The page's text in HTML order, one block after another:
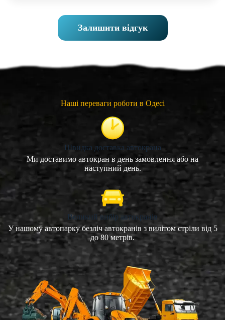
Залишити відгук
Наші переваги роботи в Одесі
Швидка доставка автокрана
Ми доставимо автокран в день замовлення або на
наступний день.
Великий вибір автокранів
У нашому автопарку безліч автокранів з вилітом стріли від 5
до 80 метрів.